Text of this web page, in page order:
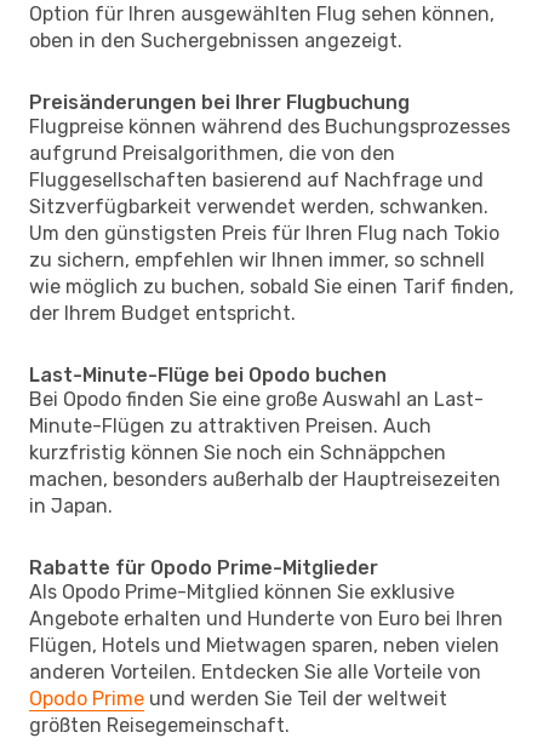
Option für Ihren ausgewählten Flug sehen können,
oben in den Suchergebnissen angezeigt.
Preisänderungen bei Ihrer Flugbuchung
Flugpreise können während des Buchungsprozesses
aufgrund Preisalgorithmen, die von den
Fluggesellschaften basierend auf Nachfrage und
Sitzverfügbarkeit verwendet werden, schwanken.
Um den günstigsten Preis für Ihren Flug nach Tokio
zu sichern, empfehlen wir Ihnen immer, so schnell
wie möglich zu buchen, sobald Sie einen Tarif finden,
der Ihrem Budget entspricht.
Last-Minute-Flüge bei Opodo buchen
Bei Opodo finden Sie eine große Auswahl an Last-
Minute-Flügen zu attraktiven Preisen. Auch
kurzfristig können Sie noch ein Schnäppchen
machen, besonders außerhalb der Hauptreisezeiten
in Japan.
Rabatte für Opodo Prime-Mitglieder
Als Opodo Prime-Mitglied können Sie exklusive
Angebote erhalten und Hunderte von Euro bei Ihren
Flügen, Hotels und Mietwagen sparen, neben vielen
anderen Vorteilen. Entdecken Sie alle Vorteile von
Opodo Prime und werden Sie Teil der weltweit
größten Reisegemeinschaft.